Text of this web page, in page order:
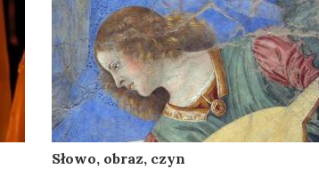
Słowo, obraz, czyn